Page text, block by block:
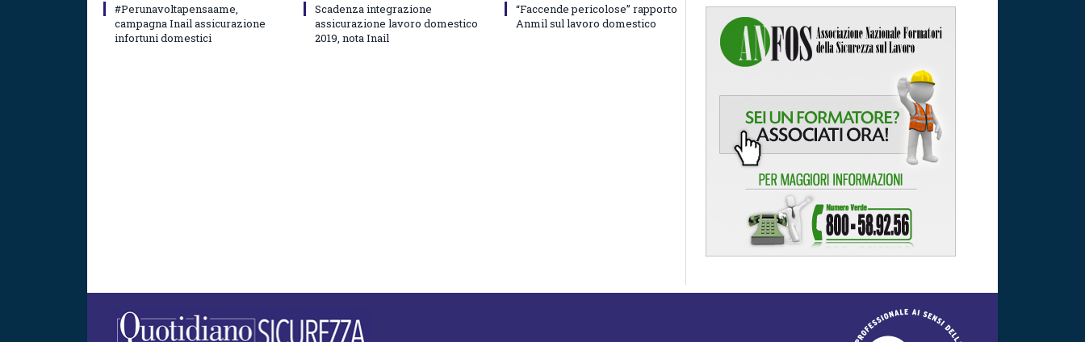
#Perunavoltapensaame,
campagna Inail assicurazione
infortuni domestici
Scadenza integrazione
assicurazione lavoro domestico
2019, nota Inail
“Faccende pericolose” rapporto
Anmil sul lavoro domestico